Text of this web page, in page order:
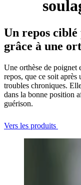
Un repos
grâce à une
Une orthèse de poignet
repos, que ce soit après
troubles chroniques.
dans la bonne position
guérison.
Vers les produits